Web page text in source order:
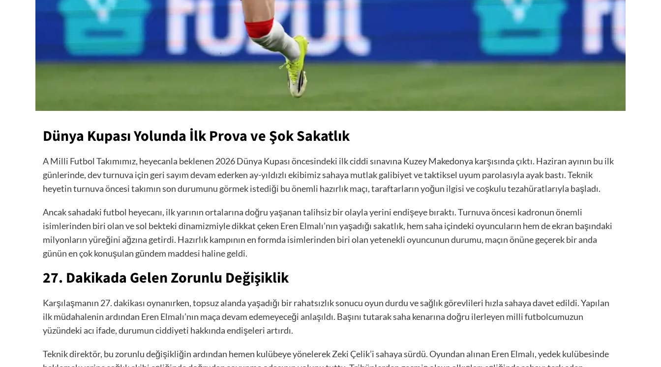
Dünya Kupası Yolunda İlk Prova ve Şok Sakatlık
A Milli Futbol Takımımız, heyecanla beklenen 2026 Dünya Kupası öncesindeki ilk ciddi sınavına Kuzey Makedonya karşısında çıktı. Haziran ayının bu ilk
günlerinde, dev turnuva için geri sayım devam ederken ay-yıldızlı ekibimiz sahaya mutlak galibiyet ve taktiksel uyum parolasıyla ayak bastı. Teknik
heyetin turnuva öncesi takımın son durumunu görmek istediği bu önemli hazırlık maçı, taraftarların yoğun ilgisi ve coşkulu tezahüratlarıyla başladı.
Ancak sahadaki futbol heyecanı, ilk yarının ortalarına doğru yaşanan talihsiz bir olayla yerini endişeye bıraktı. Turnuva öncesi kadronun önemli
isimlerinden biri olan ve sol bekteki dinamizmiyle dikkat çeken Eren Elmalı’nın yaşadığı sakatlık, hem saha içindeki oyuncuların hem de ekran başındaki
milyonların yüreğini ağzına getirdi. Hazırlık kampının en formda isimlerinden biri olan yetenekli oyuncunun durumu, maçın önüne geçerek bir anda
günün en çok konuşulan gündem maddesi haline geldi.
27. Dakikada Gelen Zorunlu Değişiklik
Karşılaşmanın 27. dakikası oynanırken, topsuz alanda yaşadığı bir rahatsızlık sonucu oyun durdu ve sağlık görevlileri hızla sahaya davet edildi. Yapılan
ilk müdahalenin ardından Eren Elmalı’nın maça devam edemeyeceği anlaşıldı. Başını tutarak saha kenarına doğru ilerleyen milli futbolcumuzun
yüzündeki acı ifade, durumun ciddiyeti hakkında endişeleri artırdı.
Teknik direktör, bu zorunlu değişikliğin ardından hemen kulübeye yönelerek Zeki Çelik’i sahaya sürdü. Oyundan alınan Eren Elmalı, yedek kulübesinde